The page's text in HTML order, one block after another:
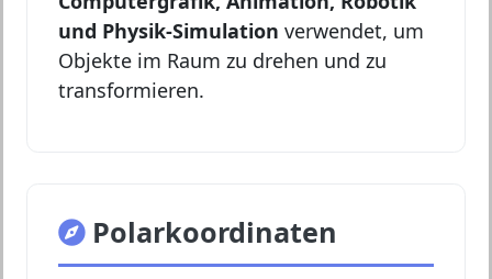
und Physik-Simulation verwendet, um
Objekte im Raum zu drehen und zu
transformieren.
Polarkoordinaten